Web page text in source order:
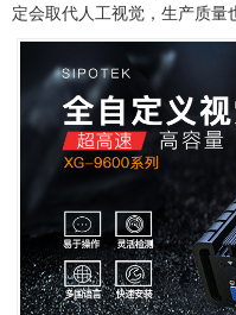
定会取代人工视觉，生产质量